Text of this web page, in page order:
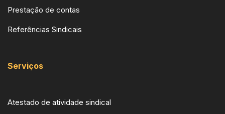
Prestação de contas
Referências Sindicais
Serviços
Atestado de atividade sindical